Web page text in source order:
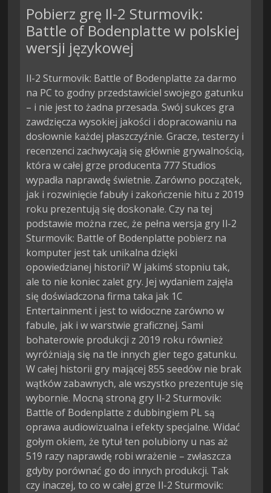
Pobierz grę Il-2 Sturmovik:
Battle of Bodenplatte w polskiej
wersji językowej
Il-2 Sturmovik: Battle of Bodenplatte za darmo
na PC to godny przedstawiciel swojego gatunku
– i nie jest to żadna przesada. Swój sukces gra
zawdzięcza wysokiej jakości i dopracowaniu na
dosłownie każdej płaszczyźnie. Gracze, testerzy i
recenzenci zachwycają się głównie grywalnością,
która w całej grze producenta 777 Studios
wypadła naprawdę świetnie. Zarówno początek,
jak i rozwinięcie fabuły i zakończenie hitu z 2019
roku prezentują się doskonale. Czy na tej
podstawie można rzec, że pełna wersja gry Il-2
Sturmovik: Battle of Bodenplatte pobierz na
komputer jest tak unikalna dzięki
opowiedzianej historii? W jakimś stopniu tak,
ale to nie koniec zalet gry. Jej wydaniem zajęła
się doświadczona firma taka jak 1C
Entertainment i jest to widoczne zarówno w
fabule, jak i w warstwie graficznej. Sami
bohaterowie produkcji z 2019 roku również
wyróżniają się na tle innych gier tego gatunku.
W całej historii gry mającej 855 seedów nie brak
wątków zabawnych, ale wszystko prezentuje się
wybornie. Mocną stroną gry Il-2 Sturmovik:
Battle of Bodenplatte z dubbingiem PL są
oprawa audiowizualna i efekty specjalne. Widać
gołym okiem, że tytuł ten polubiony u nas aż
519 razy naprawdę robi wrażenie – zwłaszcza
gdyby porównać go do innych produkcji. Tak
czy inaczej, to co w całej grze Il-2 Sturmovik: